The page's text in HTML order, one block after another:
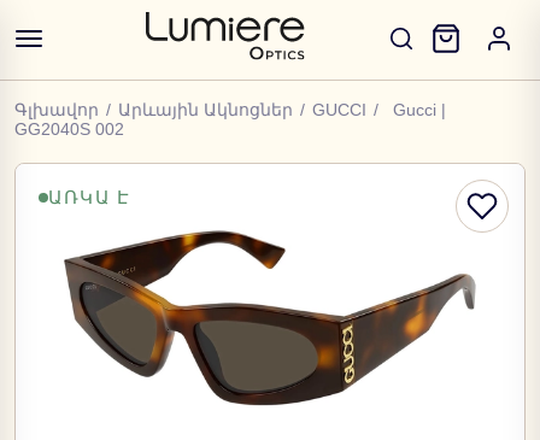
Գլխավոր / Արևային Ակնոցներ / GUCCI /
Gucci |
GG2040S 002
ԱՌԿԱ Է